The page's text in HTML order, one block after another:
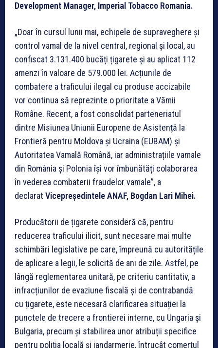
Development Manager, Imperial Tobacco Romania.
„Doar în cursul lunii mai, echipele de supraveghere și
control vamal de la nivel central, regional și local, au
confiscat 3.131.400 bucăți țigarete și au aplicat 112
amenzi în valoare de 579.000 lei. Acțiunile de
combatere a traficului ilegal cu produse accizabile
vor continua să reprezinte o prioritate a Vămii
Române. Recent, a fost consolidat parteneriatul
dintre Misiunea Uniunii Europene de Asistență la
Frontieră pentru Moldova și Ucraina (EUBAM) și
Autoritatea Vamală Română, iar administrațiile vamale
din România și Polonia își vor îmbunătăți colaborarea
în vederea combaterii fraudelor vamale”, a
declarat Vicepreședintele ANAF, Bogdan Lari Mihei.
Producătorii de țigarete consideră că, pentru
reducerea traficului ilicit, sunt necesare mai multe
schimbări legislative pe care, împreună cu autoritățile
de aplicare a legii, le solicită de ani de zile. Astfel, pe
lângă reglementarea unitară, pe criteriu cantitativ, a
infracțiunilor de evaziune fiscală și de contrabandă
cu țigarete, este necesară clarificarea situației la
punctele de trecere a frontierei interne, cu Ungaria și
Bulgaria, precum și stabilirea unor atribuții specifice
pentru poliția locală și jandarmerie, întrucât comerțul